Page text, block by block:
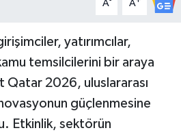
A A
yatırımcılar,
temsilcilerini bir araya
Qatar 2026, uluslararası
güçlenmesine
Etkinlik, sektörün